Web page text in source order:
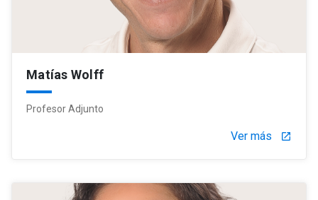
Matías Wolff
Profesor Adjunto
Ver más launch